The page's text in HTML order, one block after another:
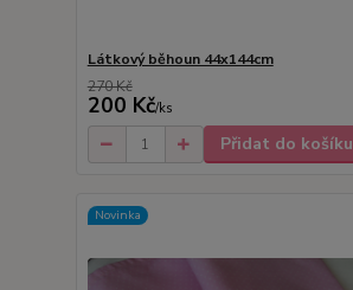
Látkový běhoun 44x144cm
270 Kč
200 Kč/ks
Přidat do košíku
Novinka